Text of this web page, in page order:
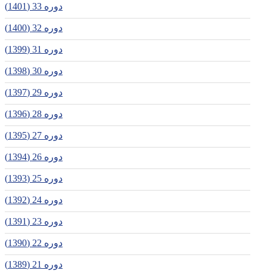
دوره 33 (1401)
دوره 32 (1400)
دوره 31 (1399)
دوره 30 (1398)
دوره 29 (1397)
دوره 28 (1396)
دوره 27 (1395)
دوره 26 (1394)
دوره 25 (1393)
دوره 24 (1392)
دوره 23 (1391)
دوره 22 (1390)
دوره 21 (1389)